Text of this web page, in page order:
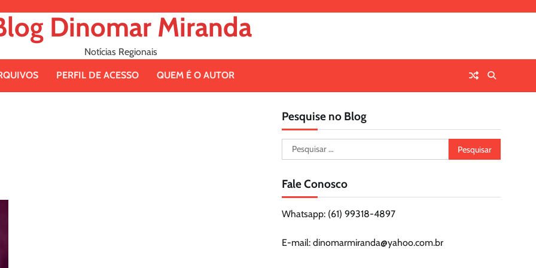
Dinomar Miranda
Notícias Regionais
PERFIL DE ACESSO QUEM É O AUTOR
Pesquise no Blog
Pesquisar
por:
Fale Conosco
Whatsapp: (61) 99318-4897
E-mail: dinomarmiranda@yahoo.com.br